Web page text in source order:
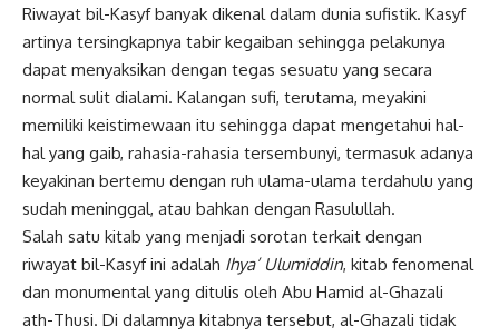
Riwayat bil-Kasyf banyak dikenal dalam dunia sufistik. Kasyf
artinya tersingkapnya tabir kegaiban sehingga pelakunya
dapat menyaksikan dengan tegas sesuatu yang secara
normal sulit dialami. Kalangan sufi, terutama, meyakini
memiliki keistimewaan itu sehingga dapat mengetahui hal-
hal yang gaib, rahasia-rahasia tersembunyi, termasuk adanya
keyakinan bertemu dengan ruh ulama-ulama terdahulu yang
sudah meninggal, atau bahkan dengan Rasulullah.
Salah satu kitab yang menjadi sorotan terkait dengan
riwayat bil-Kasyf ini adalah Ihya’ Ulumiddin, kitab fenomenal
dan monumental yang ditulis oleh Abu Hamid al-Ghazali
ath-Thusi. Di dalamnya kitabnya tersebut, al-Ghazali tidak